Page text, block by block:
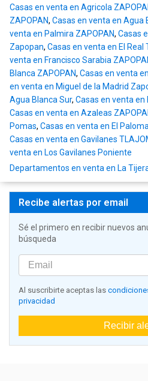
Casas en venta en Agricola
ZAPOPAN, Casas en venta en Agua
venta en Palmira ZAPOPAN, Casas
Zapopan, Casas en venta en El Real
venta en Francisco Sarabia
Blanca ZAPOPAN, Casas en venta
en venta en Miguel de la Madrid
Agua Blanca Sur, Casas en venta en
Casas en venta en Azaleas
Pomas, Casas en venta en El
Casas en venta en Gavilanes
venta en Los Gavilanes Poniente
Departamentos en venta en La
Recibe alertas por email
Sé el primero en recibir nuevos
búsqueda
Al suscribirte aceptas las
privacidad
Recibir